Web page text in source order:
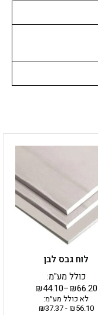
לוח גבס לבן
₪44.10–₪66.20
כולל מע"מ:
לא כולל מע״מ:
₪56.10
-
₪37.37
ניתן
לבחור
את
האפשרויות
המוצר